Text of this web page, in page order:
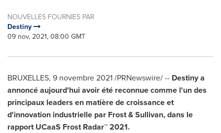
NOUVELLES FOURNIES PAR
Destiny
09 nov, 2021, 08:00 GMT
BRUXELLES, 9 novembre 2021 /PRNewswire/ -- Destiny a
annoncé aujourd'hui avoir été reconnue comme l'un des
principaux leaders en matière de croissance et
d'innovation industrielle par Frost & Sullivan, dans le
rapport UCaaS Frost Radar™ 2021.